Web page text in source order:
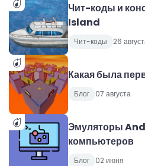
Чит-коды и
Island
Чит-коды 26
Какая была
Блог 07 августа
Эмуляторы
компьютеров
Блог 02 июня